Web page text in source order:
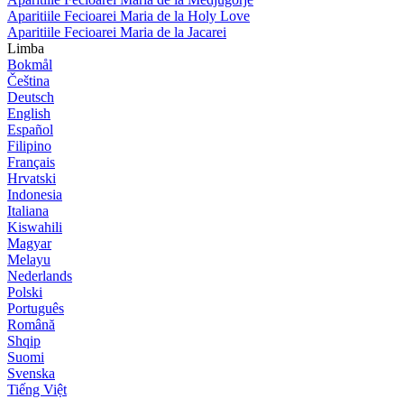
Aparitiile Fecioarei Maria de la Holy Love
Aparitiile Fecioarei Maria de la Jacarei
Limba
Bokmål
Čeština
Deutsch
English
Español
Filipino
Français
Hrvatski
Indonesia
Italiana
Kiswahili
Magyar
Melayu
Nederlands
Polski
Português
Română
Shqip
Suomi
Svenska
Tiếng Việt